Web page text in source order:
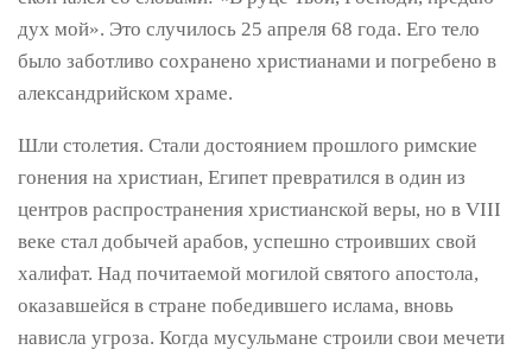
дух мой». Это случилось 25 апреля 68 года. Его тело
было заботливо сохранено христианами и погребено в
александрийском храме.
Шли столетия. Стали достоянием прошлого римские
гонения на христиан, Египет превратился в один из
центров распространения христианской веры, но в VIII
веке стал добычей арабов, успешно строивших свой
халифат. Над почитаемой могилой святого апостола,
оказавшейся в стране победившего ислама, вновь
нависла угроза. Когда мусульмане строили свои мечети